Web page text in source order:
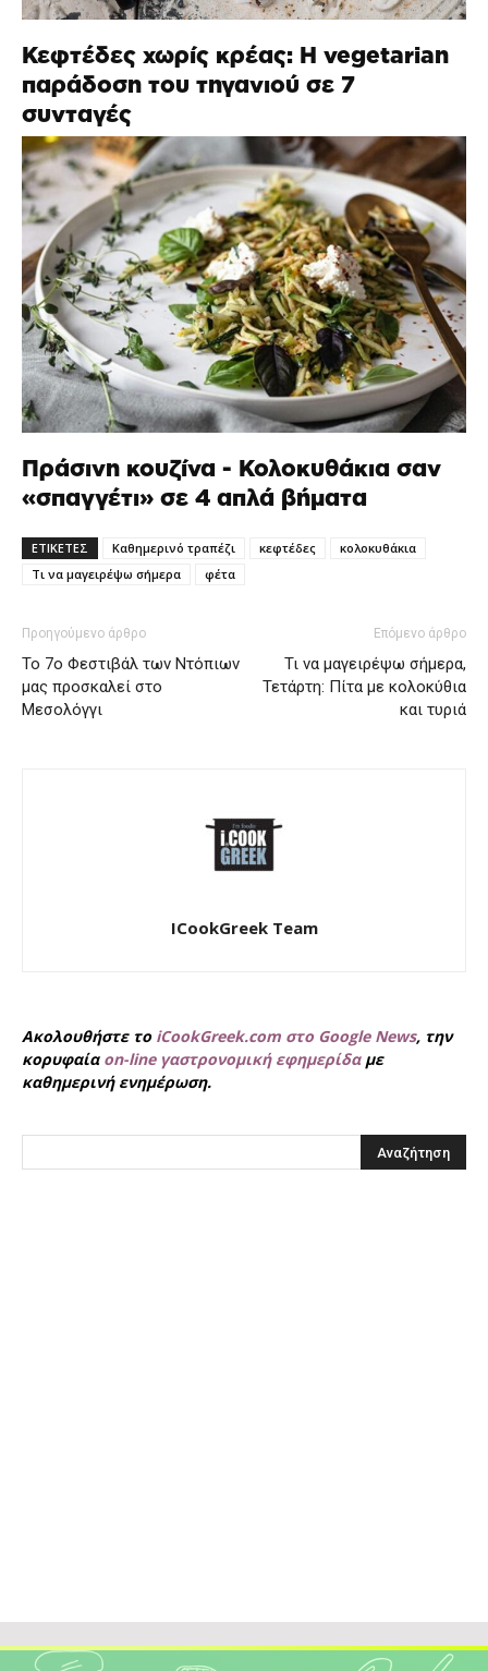
Κεφτέδες χωρίς κρέας: Η vegetarian
παράδοση του τηγανιού σε 7
συνταγές
Πράσινη κουζίνα - Κολοκυθάκια σαν
«σπαγγέτι» σε 4 απλά βήματα
ΕΤΙΚΕΤΕΣ Καθημερινό τραπέζι κεφτέδες
κολοκυθάκια
Τι να μαγειρέψω σήμερα
φέτα
Προηγούμενο άρθρο
Το 7ο Φεστιβάλ των Ντόπιων
μας προσκαλεί στο
Μεσολόγγι
Επόμενο άρθρο
Τι να μαγειρέψω σήμερα,
Τετάρτη: Πίτα με κολοκύθια
και τυριά
ICookGreek Team
Ακολουθήστε το iCookGreek.com στο Google News, την
κορυφαία on-line γαστρονομική εφημερίδαμε
καθημερινή ενημέρωση.